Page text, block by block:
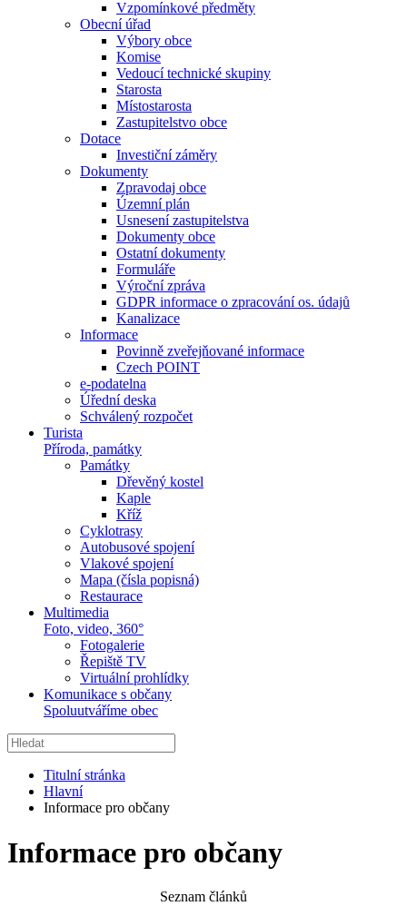
Vzpomínkové předměty
Obecní úřad
Výbory obce
Komise
Vedoucí technické skupiny
Starosta
Místostarosta
Zastupitelstvo obce
Dotace
Investiční záměry
Dokumenty
Zpravodaj obce
Územní plán
Usnesení zastupitelstva
Dokumenty obce
Ostatní dokumenty
Formuláře
Výroční zpráva
GDPR informace o zpracování os. údajů
Kanalizace
Informace
Povinně zveřejňované informace
Czech POINT
e-podatelna
Úřední deska
Schválený rozpočet
Turista
Příroda, památky
Památky
Dřevěný kostel
Kaple
Kříž
Cyklotrasy
Autobusové spojení
Vlakové spojení
Mapa (čísla popisná)
Restaurace
Multimedia
Foto, video, 360°
Fotogalerie
Řepiště TV
Virtuální prohlídky
Komunikace s občany
Spoluutváříme obec
Titulní stránka
Hlavní
Informace pro občany
Informace pro občany
Seznam článků